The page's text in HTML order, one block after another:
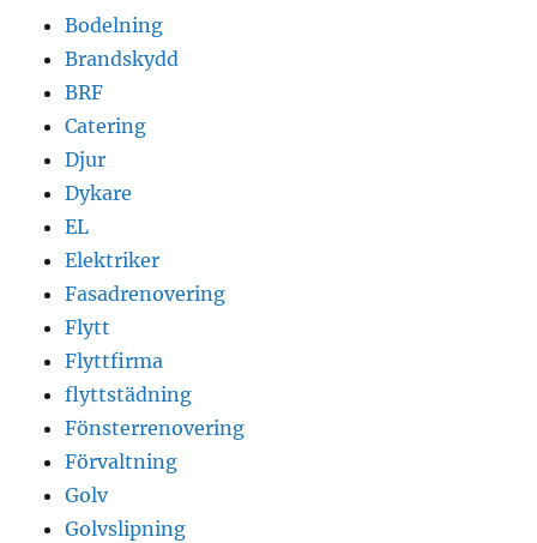
Bodelning
Brandskydd
BRF
Catering
Djur
Dykare
EL
Elektriker
Fasadrenovering
Flytt
Flyttfirma
flyttstädning
Fönsterrenovering
Förvaltning
Golv
Golvslipning